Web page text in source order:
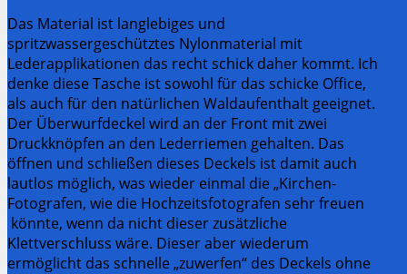
Das Material ist langlebiges und
spritzwassergeschütztes Nylonmaterial mit
Lederapplikationen das recht schick daher kommt. Ich
denke diese Tasche ist sowohl für das schicke Office,
als auch für den natürlichen Waldaufenthalt geeignet.
Der Überwurfdeckel wird an der Front mit zwei
Druckknöpfen an den Lederriemen gehalten. Das
öffnen und schließen dieses Deckels ist damit auch
lautlos möglich, was wieder einmal die „Kirchen-
Fotografen, wie die Hochzeitsfotografen sehr freuen
könnte, wenn da nicht dieser zusätzliche
Klettverschluss wäre. Dieser aber wiederum
ermöglicht das schnelle „zuwerfen“ des Deckels ohne